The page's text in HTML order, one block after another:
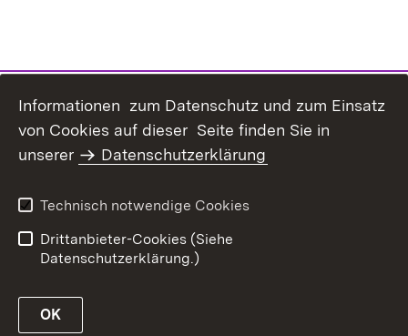
Informationen zum Datenschutz und zum Einsatz
von Cookies auf dieser Seite finden Sie in
unserer
Datenschutzerklärung
Technisch notwendige Cookies
Drittanbieter-Cookies (Siehe
Datenschutzerklärung.)
OK